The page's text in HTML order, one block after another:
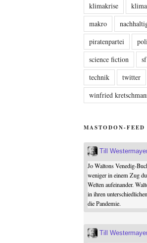
klimakrise
makro
piratenpartei
science fiction
sf
technik
twitter
winfried
MASTODON-FEED
Till
Jo Waltons Venedig-
weniger in einem Zug
Welten aufeinander.
in ihren
die Pandemie.
Till